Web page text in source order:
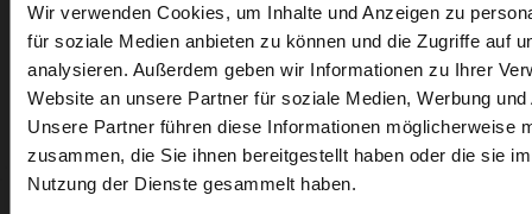
Wir verwenden Cookies, um Inhalte und Anzeigen zu
für soziale Medien anbieten zu können und die Zugriffe auf
analysieren. Außerdem geben wir Informationen zu Ihrer
Website an unsere Partner für soziale Medien, Werbung
Unsere Partner führen diese Informationen möglicherweise
zusammen, die Sie ihnen bereitgestellt haben oder die sie
Nutzung der Dienste gesammelt haben.
2024 per Hand
in Kleinkisten:
Blaufränkisch –
vor allem aus
der Riede Eden
und Bandkräftn,